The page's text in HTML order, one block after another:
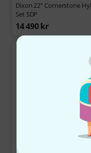
Dixon 22" Cornerstone
Set SDP
14 490 kr